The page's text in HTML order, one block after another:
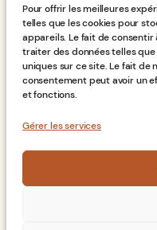
Pour offrir les meilleures
telles que les cookies pour
appareils. Le fait de
traiter des données telles
uniques sur ce site. Le fait de
consentement peut avoir un
et fonctions.
Gérer les services
c
h
e
Prénom
Citoyen
Association
Facebook InstagramLinkedIn